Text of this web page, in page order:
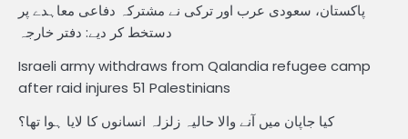
پاکستان، سعودی عرب اور ترکی نے مشترکہ دفاعی معاہدے پر
دستخط کر دیے: دفتر خارجہ
Israeli army withdraws from Qalandia refugee camp
after raid injures 51 Palestinians
کیا جاپان میں آنے والا حالیہ زلزلہ انسانوں کا لایا ہوا تھا؟